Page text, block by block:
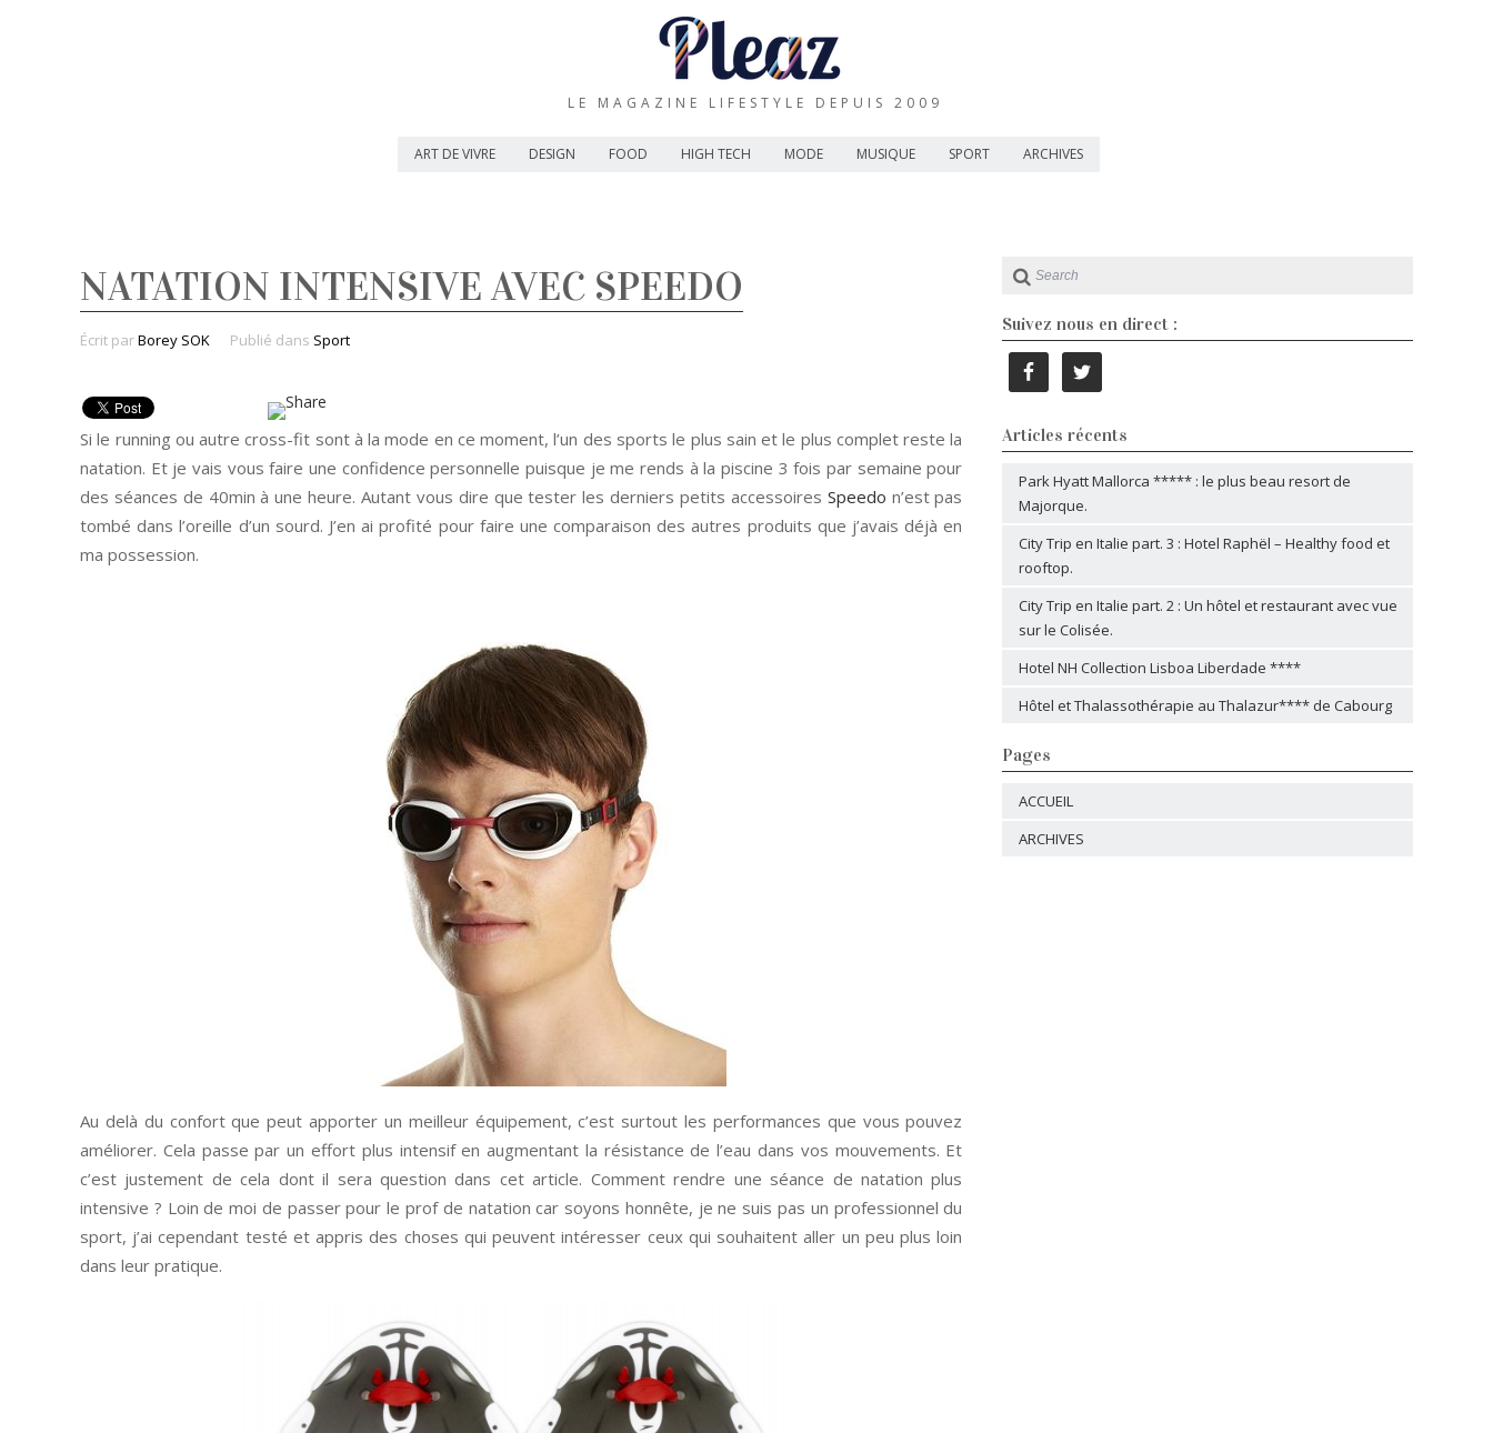
LE MAGAZINE LIFESTYLE DEPUIS 2009
ART DE VIVRE DESIGN FOOD HIGH TECH MODE MUSIQUE SPORT ARCHIVES
NATATION INTENSIVE AVEC SPEEDO
Écrit parBorey SOK Publié dans Sport
Si le running ou autre cross-fit sont à la mode en ce moment, l’un des sports le plus sain et le plus complet reste la
natation. Et je vais vous faire une confidence personnelle puisque je me rends à la piscine 3 fois par semaine pour
des séances de 40min à une heure. Autant vous dire que tester les derniers petits accessoires Speedo n’est pas
tombé dans l’oreille d’un sourd. J’en ai profité pour faire une comparaison des autres produits que j’avais déjà en
ma possession.
Au delà du confort que peut apporter un meilleur équipement, c’est surtout les performances que vous pouvez
améliorer. Cela passe par un effort plus intensif en augmentant la résistance de l’eau dans vos mouvements. Et
c’est justement de cela dont il sera question dans cet article. Comment rendre une séance de natation plus
intensive ? Loin de moi de passer pour le prof de natation car soyons honnête, je ne suis pas un professionnel du
sport, j’ai cependant testé et appris des choses qui peuvent intéresser ceux qui souhaitent aller un peu plus loin
dans leur pratique.
Suivez nous en direct :
Articles récents
Park Hyatt Mallorca ***** : le plus beau resort de
Majorque.
City Trip en Italie part. 3 : Hotel Raphël – Healthy food et
rooftop.
City Trip en Italie part. 2 : Un hôtel et restaurant avec vue
sur le Colisée.
Hotel NH Collection Lisboa Liberdade ****
Hôtel et Thalassothérapie au Thalazur**** de Cabourg
Pages
ACCUEIL
ARCHIVES